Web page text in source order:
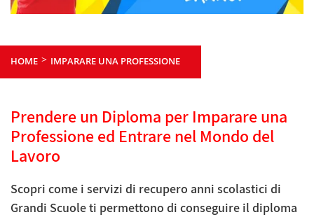
HOME > IMPARARE UNA PROFESSIONE
Prendere un Diploma per Imparare una
Professione ed Entrare nel Mondo del
Lavoro
Scopri come i servizi di recupero anni scolastici di
Grandi Scuole ti permettono di conseguire il diploma